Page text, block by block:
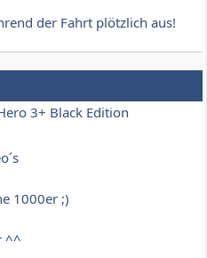
der Fahrt plötzlich aus!
3+ Black Edition
1000er ;)
^^